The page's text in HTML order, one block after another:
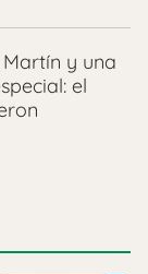
y una
el